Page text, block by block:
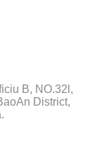
B, NO.32l,
District,